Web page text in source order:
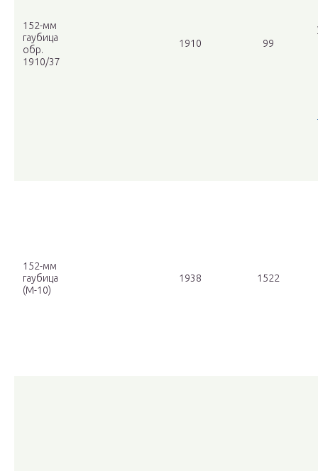
152-мм
гаубица
обр.
1910/37
1910 99
152-мм
гаубица
(М-10)
1938 1522